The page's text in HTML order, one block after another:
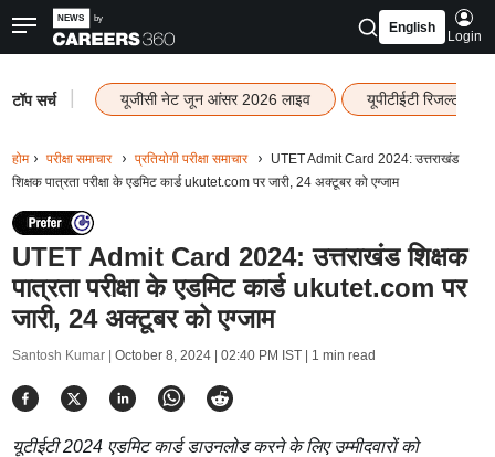
English
Login
टॉप सर्च यूजीसी नेट जून आंसर 2026 लाइव यूपीटीईटी रिजल्ट
होम परीक्षा समाचार प्रतियोगी परीक्षा समाचार
UTET Admit Card 2024: उत्तराखंड
शिक्षक पात्रता परीक्षा के एडमिट कार्ड ukutet.com पर जारी, 24 अक्टूबर को एग्जाम
UTET Admit Card 2024: उत्तराखंड शिक्षक
पात्रता परीक्षा के एडमिट कार्ड ukutet.com पर
जारी, 24 अक्टूबर को एग्जाम
Santosh Kumar | October 8, 2024 | 02:40 PM IST| 1 min read
यूटीईटी 2024 एडमिट कार्ड डाउनलोड करने के लिए उम्मीदवारों को